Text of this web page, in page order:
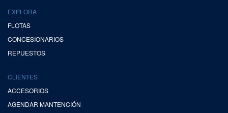
EXPLORA
FLOTAS
CONCESIONARIOS
REPUESTOS
CLIENTES
ACCESORIOS
AGENDAR MANTENCIÓN